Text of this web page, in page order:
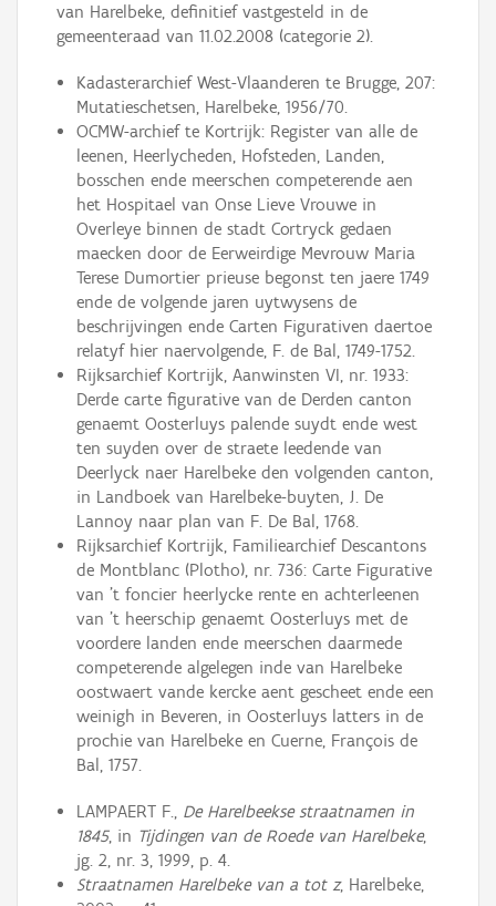
van Harelbeke, definitief vastgesteld in de
gemeenteraad van 11.02.2008 (categorie 2).
Kadasterarchief West-Vlaanderen te Brugge, 207:
Mutatieschetsen, Harelbeke, 1956/70.
OCMW-archief te Kortrijk: Register van alle de
leenen, Heerlycheden, Hofsteden, Landen,
bosschen ende meerschen competerende aen
het Hospitael van Onse Lieve Vrouwe in
Overleye binnen de stadt Cortryck gedaen
maecken door de Eerweirdige Mevrouw Maria
Terese Dumortier prieuse begonst ten jaere 1749
ende de volgende jaren uytwysens de
beschrijvingen ende Carten Figurativen daertoe
relatyf hier naervolgende, F. de Bal, 1749-1752.
Rijksarchief Kortrijk, Aanwinsten VI, nr. 1933:
Derde carte figurative van de Derden canton
genaemt Oosterluys palende suydt ende west
ten suyden over de straete leedende van
Deerlyck naer Harelbeke den volgenden canton,
in Landboek van Harelbeke-buyten, J. De
Lannoy naar plan van F. De Bal, 1768.
Rijksarchief Kortrijk, Familiearchief Descantons
de Montblanc (Plotho), nr. 736: Carte Figurative
van 't foncier heerlycke rente en achterleenen
van 't heerschip genaemt Oosterluys met de
voordere landen ende meerschen daarmede
competerende algelegen inde van Harelbeke
oostwaert vande kercke aent gescheet ende een
weinigh in Beveren, in Oosterluys latters in de
prochie van Harelbeke en Cuerne, François de
Bal, 1757.
LAMPAERT F., De Harelbeekse straatnamen in
1845, in Tijdingen van de Roede van Harelbeke,
jg. 2, nr. 3, 1999, p. 4.
Straatnamen Harelbeke van a tot z, Harelbeke,